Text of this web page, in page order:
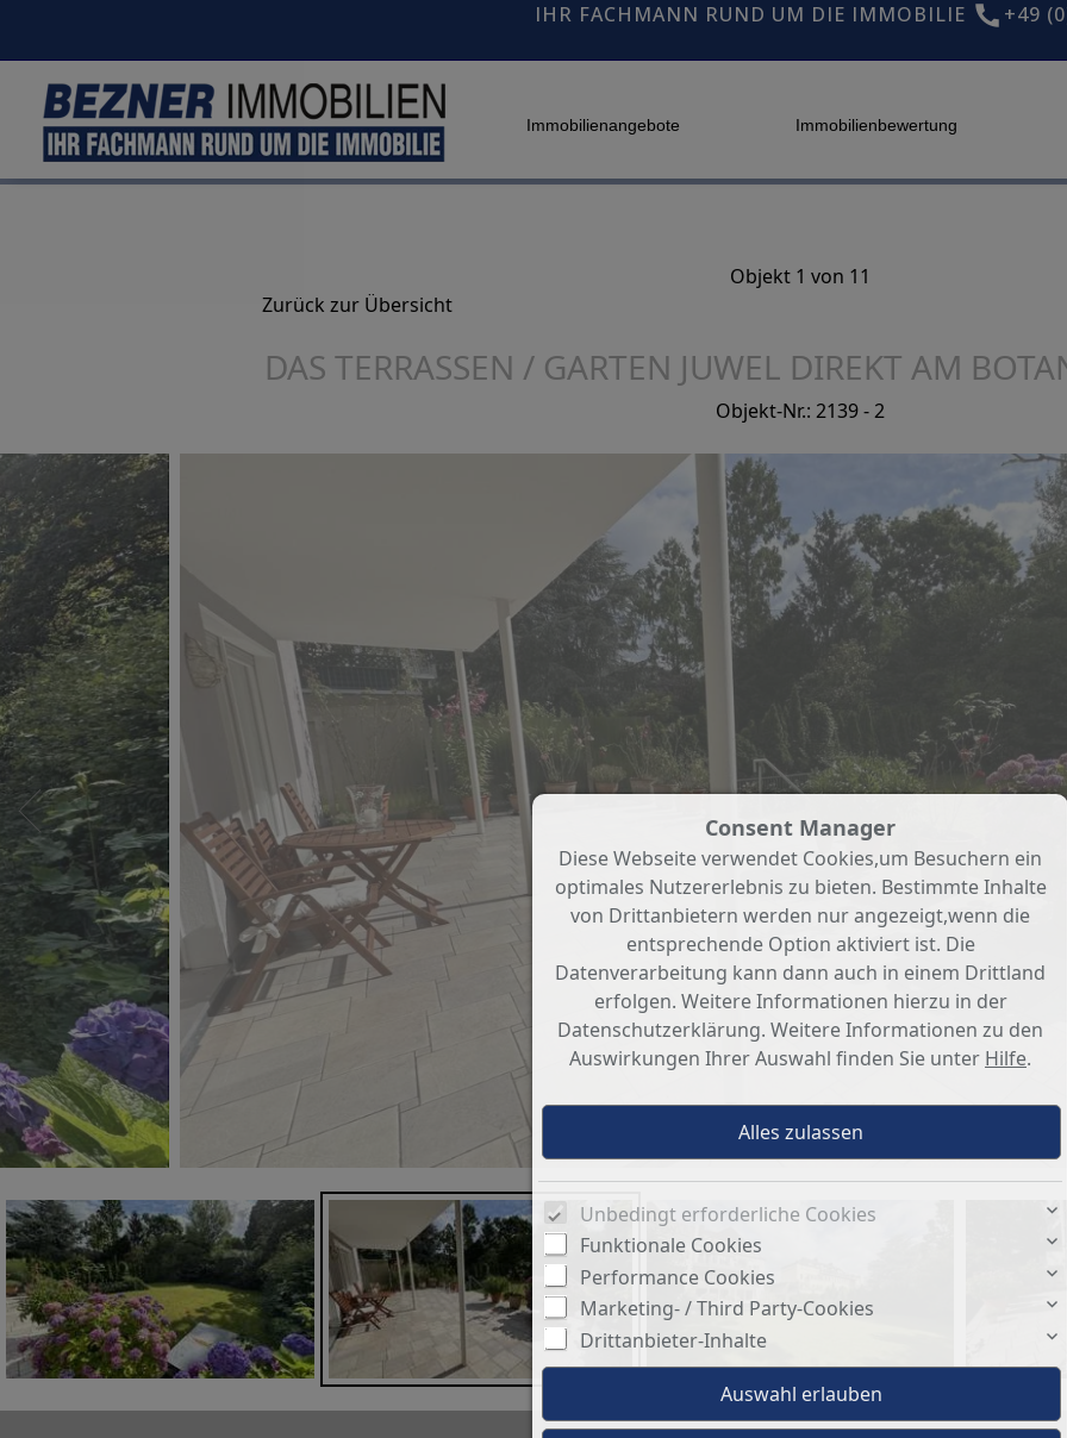
IHR FACHMANN RUND UM DIE IMMOBILIE +49
Immobilienangebote Immobilienbewertung
Objekt 1 von 11
Zurück zur Übersicht
DAS TERRASSEN / GARTEN JUWEL DIREKT AM
Objekt-Nr.: 2139 - 2
Terrassen Foto 1
Consent Manager
Diese Webseite verwendet Cookies,um Besuchern ein
optimales Nutzererlebnis zu bieten. Bestimmte Inhalte
von Drittanbietern werden nur angezeigt,wenn die
entsprechende Option aktiviert ist. Die
Datenverarbeitung kann dann auch in einem Drittland
erfolgen. Weitere Informationen hierzu in der
Datenschutzerklärung. Weitere Informationen zu den
Auswirkungen Ihrer Auswahl finden Sie unter Hilfe.
Unbedingt erforderliche Cookies
Funktionale Cookies
Performance Cookies
Marketing- / Third Party-Cookies
Drittanbieter-Inhalte